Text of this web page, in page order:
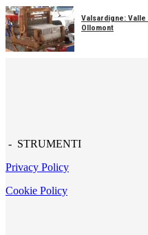
Valsardigne:
Ollomont
- STRUMENTI
Privacy Policy
Cookie Policy